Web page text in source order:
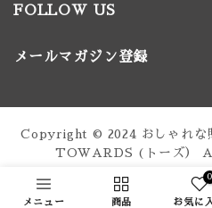
テーブル脚
FOLLOW US
メールマガジン登録
Copyright © 2024 おしゃれな
TOWARDS (トーズ）
メニュー 商品
0
お気に